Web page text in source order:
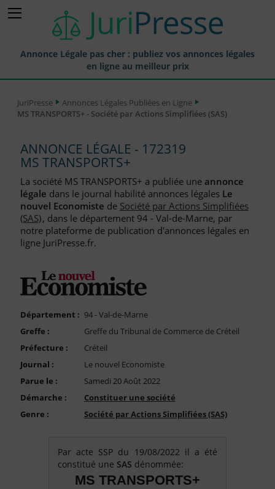
Annonce Légale pas cher : publiez vos annonces légales
en ligne au meilleur prix
Annonces Légales Publiées
Journaux Habilités (JAL) Annonces Légales
Départements pour la Publication d'Annonces Légales
Liste des Greffes
Liste des CCI
FAQ
Compte PRO
JuriPresse
Annonces Légales Publiées en Ligne
MS TRANSPORTS+ - Société par Actions Simplifiées (SAS)
ANNONCE LÉGALE - 172319
MS TRANSPORTS+
La société MS TRANSPORTS+ a publiée une annonce
légale dans le journal habilité annonces légales Le
nouvel Economiste de Société par Actions Simplifiées
(SAS), dans le département 94 - Val-de-Marne, par
notre plateforme de publication d'annonces légales en
ligne JuriPresse.fr.
Département : 94 - Val-de-Marne
Greffe :
Greffe du Tribunal de Commerce de Créteil
Préfecture :
Créteil
Journal :
Le nouvel Economiste
Parue le :
Samedi 20 Août 2022
Démarche :
Constituer une société
Genre :
Société par Actions Simplifiées (SAS)
Par acte SSP du 19/08/2022 il a été
constitué une SAS dénommée:
MS TRANSPORTS+